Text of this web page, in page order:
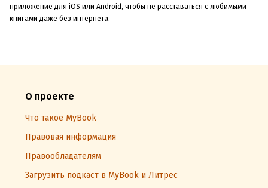
приложение для iOS или Android, чтобы не расставаться с любимыми
книгами даже без интернета.
О проекте
Что такое MyBook
Правовая информация
Правообладателям
Загрузить подкаст в MyBook и Литрес